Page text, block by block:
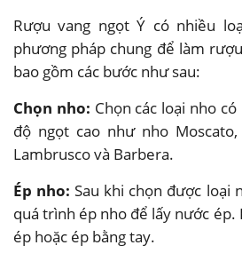
Rượu vang ngọt Ý có nhiều
phương pháp chung để làm
bao gồm các bước như sau:
Chọn nho: Chọn các loại nho
độ ngọt cao như nho
Lambrusco và Barbera.
Ép nho: Sau khi chọn được loại
quá trình ép nho để lấy nước ép.
ép hoặc ép bằng tay.